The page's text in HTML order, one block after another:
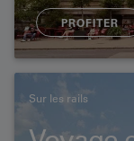
PROFITER
Sur les rails